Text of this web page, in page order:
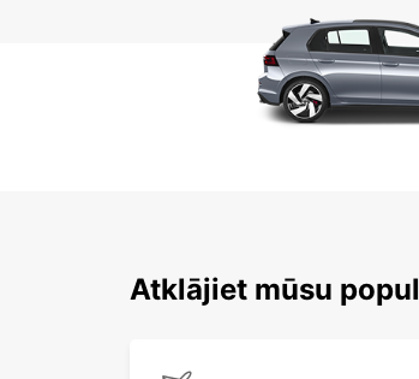
Atklājiet mūsu